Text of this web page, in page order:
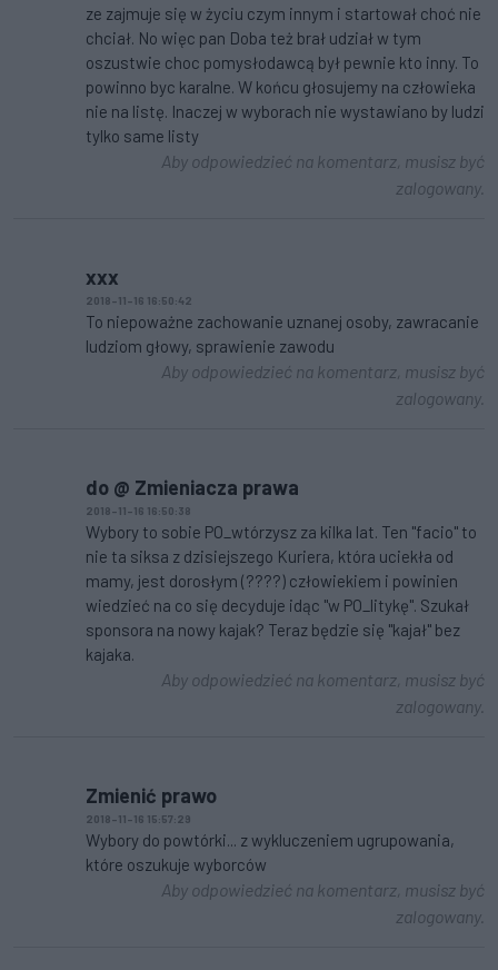
ze zajmuje się w życiu czym innym i startował choć nie
chciał. No więc pan Doba też brał udział w tym
oszustwie choc pomysłodawcą był pewnie kto inny. To
powinno byc karalne. W końcu głosujemy na człowieka
nie na listę. Inaczej w wyborach nie wystawiano by ludzi
tylko same listy
Aby odpowiedzieć na komentarz, musisz być
zalogowany.
xxx
2018-11-16 16:50:42
To niepoważne zachowanie uznanej osoby, zawracanie
ludziom głowy, sprawienie zawodu
Aby odpowiedzieć na komentarz, musisz być
zalogowany.
do @ Zmieniacza prawa
2018-11-16 16:50:38
Wybory to sobie PO_wtórzysz za kilka lat. Ten "facio" to
nie ta siksa z dzisiejszego Kuriera, która uciekła od
mamy, jest dorosłym (????) człowiekiem i powinien
wiedzieć na co się decyduje idąc "w PO_litykę". Szukał
sponsora na nowy kajak? Teraz będzie się "kajał" bez
kajaka.
Aby odpowiedzieć na komentarz, musisz być
zalogowany.
Zmienić prawo
2018-11-16 15:57:29
Wybory do powtórki... z wykluczeniem ugrupowania,
które oszukuje wyborców
Aby odpowiedzieć na komentarz, musisz być
zalogowany.